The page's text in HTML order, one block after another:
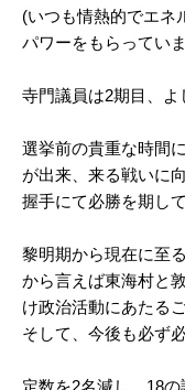
(いつも情熱的でエネ
パワーをもらってい
寺門議員は2期目、よ
選挙前の貴重な時間
が出来、来る戦いに
握手にて必勝を期し
黎明期から現在に至
から言えば東海村と
け政治活動にあたる
そして、今後も必ず
定数を2名減し、18